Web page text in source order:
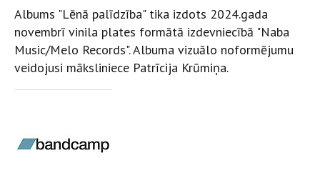
Albums "Lēnā palīdzība" tika izdots 2024.gada
novembrī vinila plates formātā izdevniecībā "Naba
Music/Melo Records". Albuma vizuālo noformējumu
veidojusi māksliniece Patrīcija Krūmiņa.